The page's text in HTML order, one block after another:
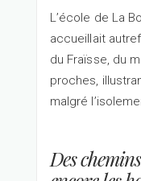
L’école de La
accueillait
du Fraïsse, du
proches,
malgré
Des